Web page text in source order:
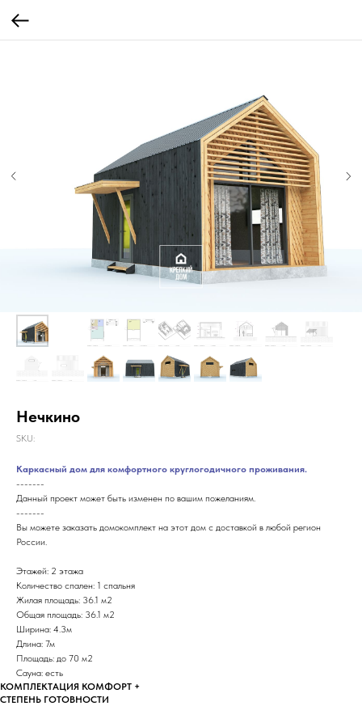
Нечкино
SKU:
Каркасный дом для комфортного круглогодичного проживания.
-------
Данный проект может быть изменен по вашим пожеланиям.
-------
Вы можете заказать домокомплект на этот дом с доставкой в любой регион
России.
Этажей: 2 этажа
Количество спален: 1 спальня
Жилая площадь: 36.1 м2
Общая площадь: 36.1 м2
Ширина: 4.3м
Длина: 7м
Площадь: до 70 м2
Сауна: есть
КОМПЛЕКТАЦИЯ КОМФОРТ +
СТЕПЕНЬ ГОТОВНОСТИ